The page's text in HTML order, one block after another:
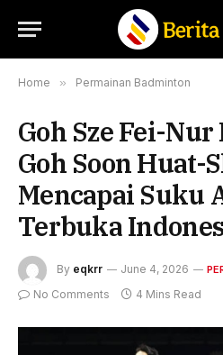
Home » Permainan Badminton
Goh Sze Fei-
Goh Soon Huat-
Mencapai Suku
Terbuka
By eqkrr June 4, 2026
No Comments 4 Mins Read